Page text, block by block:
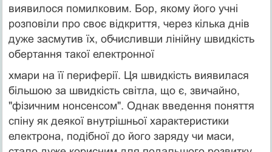
виявилося помилковим. Бор, якому його учні
розпо­віли про своє відкриття, через кілька днів
дуже засмутив їх, обчисливши лінійну швидкість
обертання такої електронної
хмари на її периферії. Ця швидкість виявилася
більшою за швидкість світла, що є, звичайно,
"фізичним нонсенсом". Однак введення поняття
спіну як деякої внутрішньої характеристики
електрона, подібної до його заряду чи маси,